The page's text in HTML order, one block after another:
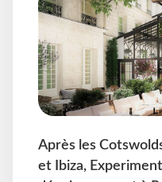
Après les
et Ibiza,